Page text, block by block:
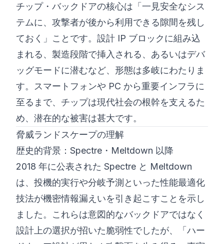
チップ・バックドアの核心は「一見安全なシス
テムに、攻撃者が後から利用できる隙間を残し
ておく」ことです。設計 IP ブロックに組み込
まれる、製造段階で挿入される、あるいはデバ
ッグモードに潜むなど、形態は多岐にわたりま
す。スマートフォンや PC から重要インフラに
至るまで、チップは現代社会の根幹を支えるた
め、潜在的な被害は甚大です。
脅威ランドスケープの理解
歴史的背景：Spectre・Meltdown 以降
2018 年に公表された Spectre と Meltdown
は、投機的実行や分岐予測といった性能最適化
技法が機密情報漏えいを引き起こすことを示し
ました。これらは意図的なバックドアではなく
設計上の選択が招いた脆弱性でしたが、「ハー